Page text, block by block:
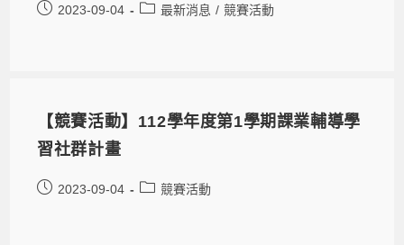
2023-09-04 最新消息 / 競賽活動
【競賽活動】112學年度第1學期課業輔導學
習社群計畫
2023-09-04 競賽活動